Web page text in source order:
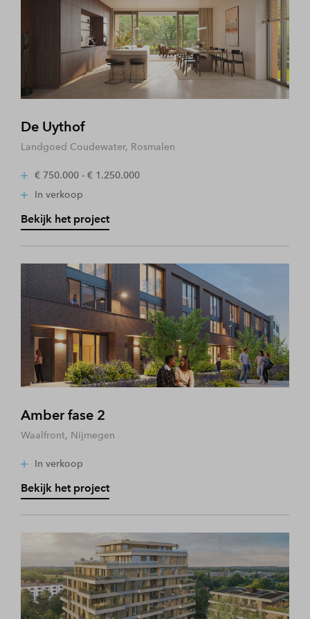
De Uythof
Landgoed Coudewater, Rosmalen
€ 750.000 - € 1.250.000
In verkoop
Bekijk het project
Amber fase 2
Waalfront, Nijmegen
In verkoop
Bekijk het project